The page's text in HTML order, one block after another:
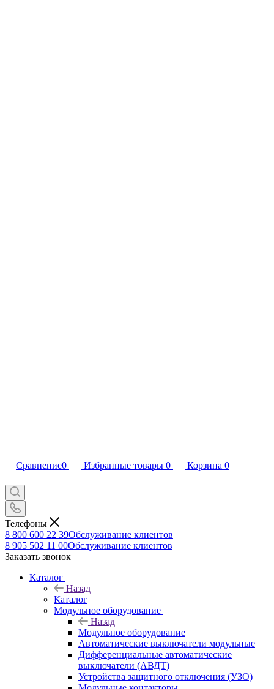
Сравнение0 Избранные товары 0 Корзина 0
Телефоны
8 800 600 22 39Обслуживание клиентов
8 905 502 11 00Обслуживание клиентов
Заказать звонок
Каталог
Назад
Каталог
Модульное оборудование
Назад
Модульное оборудование
Автоматические выключатели модульные
Дифференциальные автоматические
выключатели (АВДТ)
Устройства защитного отключения (УЗО)